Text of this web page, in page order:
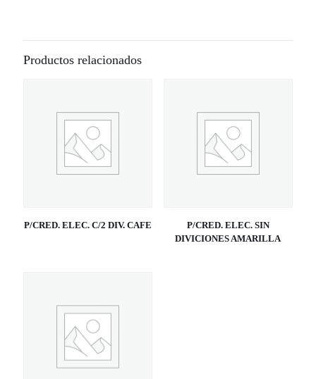
Productos relacionados
P/CRED. ELEC. C/2 DIV. CAFE
P/CRED. ELEC. SIN
DIVICIONES AMARILLA